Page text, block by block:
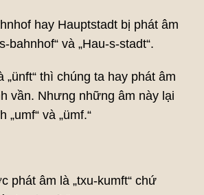
hay Hauptstadt bị phát âm
bahnhof“ và „Hau-s-stadt“.
„ünft“ thì chúng ta hay phát âm
vần. Nhưng những âm này lại
„umf“ và „ümf.“
phát âm là „txu-kumft“ chứ